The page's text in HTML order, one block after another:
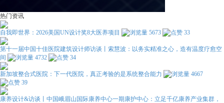
热门资讯
自我即世界：2026美国UN设计奖8大医养项目 5673 33
第十一届中国十佳医院建筑设计师访谈丨索慧波：以务实精准之心，造有温度疗愈空
间
4732 34
新加坡整合式医院：下一代医院，真正考验的是系统整合能力
4667
39
康养设计&访谈丨中国峨眉山国际康养中心一期康护中心：立足千亿康养产业集群，